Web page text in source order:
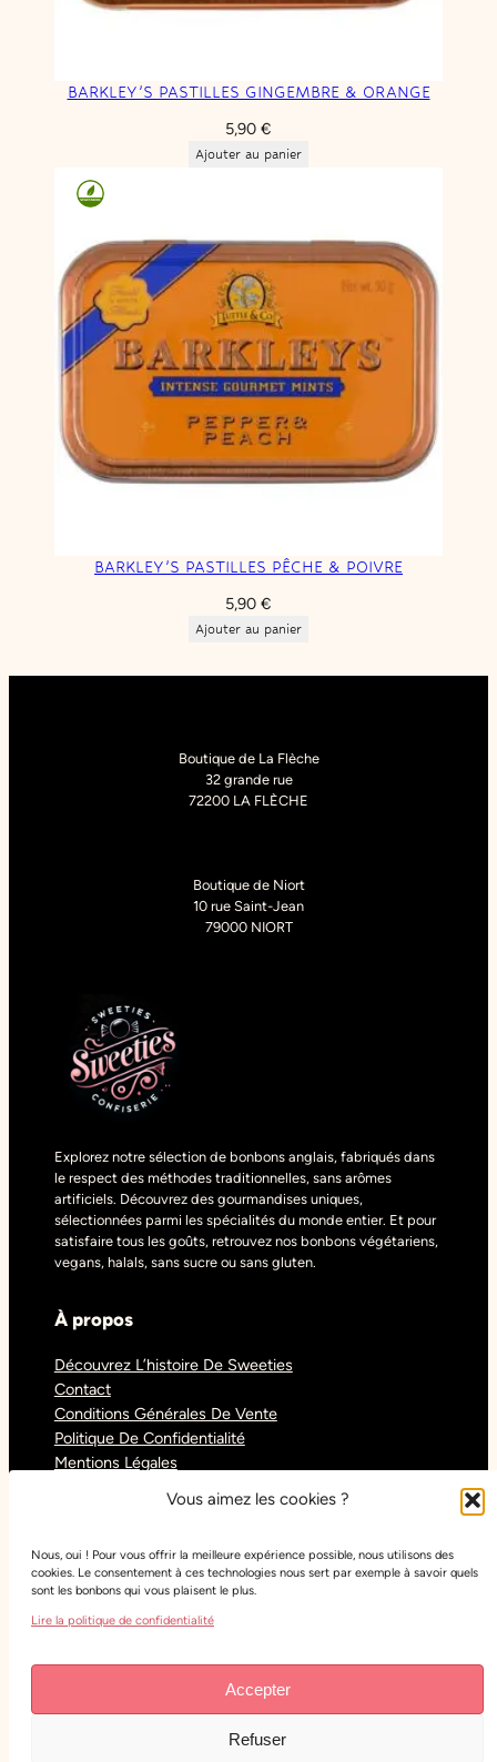
Vous aimez les cookies ?
Nous, oui ! Pour vous offrir la meilleure expérience possible, nous utilisons des
cookies. Le consentement à ces technologies nous sert par exemple à savoir quels
sont les bonbons qui vous plaisent le plus.
Lire la politique de confidentialité
Accepter
Refuser
BARKLEY’S PASTILLES GINGEMBRE & ORANGE
5,90 €
Ajouter au panier
BARKLEY’S PASTILLES PÊCHE & POIVRE
5,90 €
Ajouter au panier
Boutique de La Flèche
32 grande rue
72200 LA FLÈCHE
Boutique de Niort
10 rue Saint-Jean
79000 NIORT
Explorez notre sélection de bonbons anglais, fabriqués dans
le respect des méthodes traditionnelles, sans arômes
artificiels. Découvrez des gourmandises uniques,
sélectionnées parmi les spécialités du monde entier. Et pour
satisfaire tous les goûts, retrouvez nos bonbons végétariens,
vegans, halals, sans sucre ou sans gluten.
À propos
Découvrez L’histoire De Sweeties
Contact
Conditions Générales De Vente
Politique De Confidentialité
Mentions Légales
Réseaux sociaux
Instagram